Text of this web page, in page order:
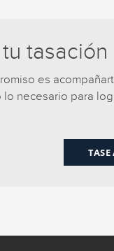
tasación
es
necesario para